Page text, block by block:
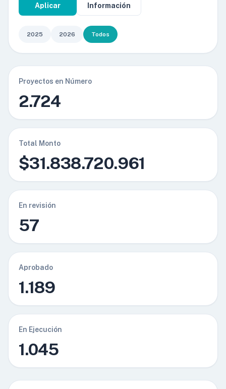
Aplicar Información
2025 2026 Todos
Proyectos en Número
2.724
Total Monto
$31.838.720.961
En revisión
57
Aprobado
1.189
En Ejecución
1.045